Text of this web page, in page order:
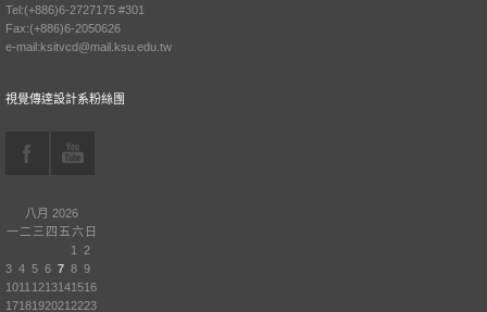
Tel:(+886)6-2727175 #301
Fax:(+886)6-2050626
e-mail:ksitvcd@mail.ksu.edu.tw
視覺傳達設計系粉絲團
八月 2026
一 二 三 四 五六 日
1
2
3 4 5 6 7 8 9
1011 1213141516
1718192021 2223